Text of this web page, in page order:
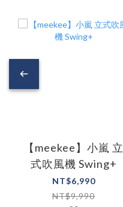
【meekee】小嵐 立
式吹風機 Swing+
NT$6,990
NT$9,990